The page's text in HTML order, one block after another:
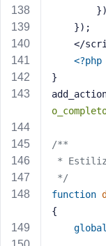
    });
</
<?php
}
/**
*
*/
function
{
global